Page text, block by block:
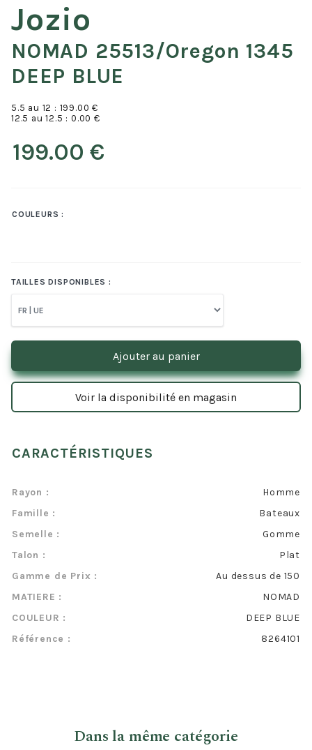
Jozio
NOMAD 25513/oregon 1345
DEEP BLUE
5.5 au 12 : 199.00 €
12.5 au 12.5 :0.00 €
COULEURS :
TAILLES DISPONIBLES :
Ajouter au panier
Voir la disponibilité en magasin
CARACTÉRISTIQUES
Rayon :
Homme
Famille :
Bateaux
Semelle :
Gomme
Talon :
Plat
Gamme de Prix :
Au dessus de 150
MATIERE :
NOMAD
COULEUR :
DEEP BLUE
Référence :
8264101
Dans la même catégorie